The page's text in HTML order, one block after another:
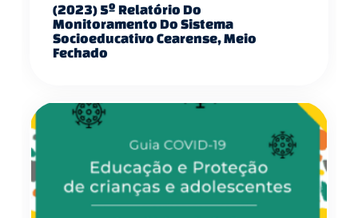
(2023) 5º Relatório Do
Monitoramento Do Sistema
Socioeducativo Cearense, Meio
Fechado